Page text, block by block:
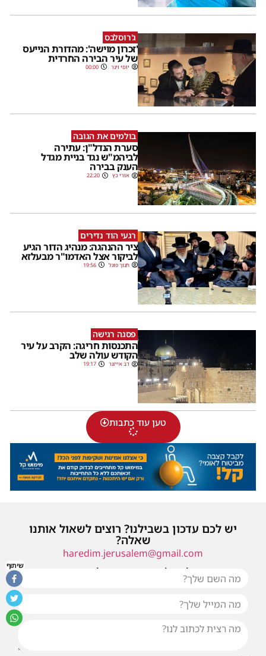
ג'רוסלבס
'זכרון מוישה': מהדורת הנייעס
של עיר הבירה החרדית
יוסי וינר 00:00
בולמים את הגובה
סערת הנדל"ן: עתירה
לביהמ"ש נגד בניית מגדל
הענק בבירה
אורי כץ 22:20
רגעי הוד נדירים
ציר ההנהגה: מנהיג הדור הגיע
לביקור אצל האדמו"ר מבעלזא
חנוך פוגל 19:56
פסגה רגישה
התכנסות חריגה: הקרב על עיר
הקודש עולה שלב
דב אייזנר 19:17
טען עוד כתבות
יש לכם עדכון בשבילנו? רוצים לשאול אותנו
שאלה?
haredim.jerusalem@gmail.com
או שילחו אלינו פנייה ונחזור אליכם בהקדם
שיתוף